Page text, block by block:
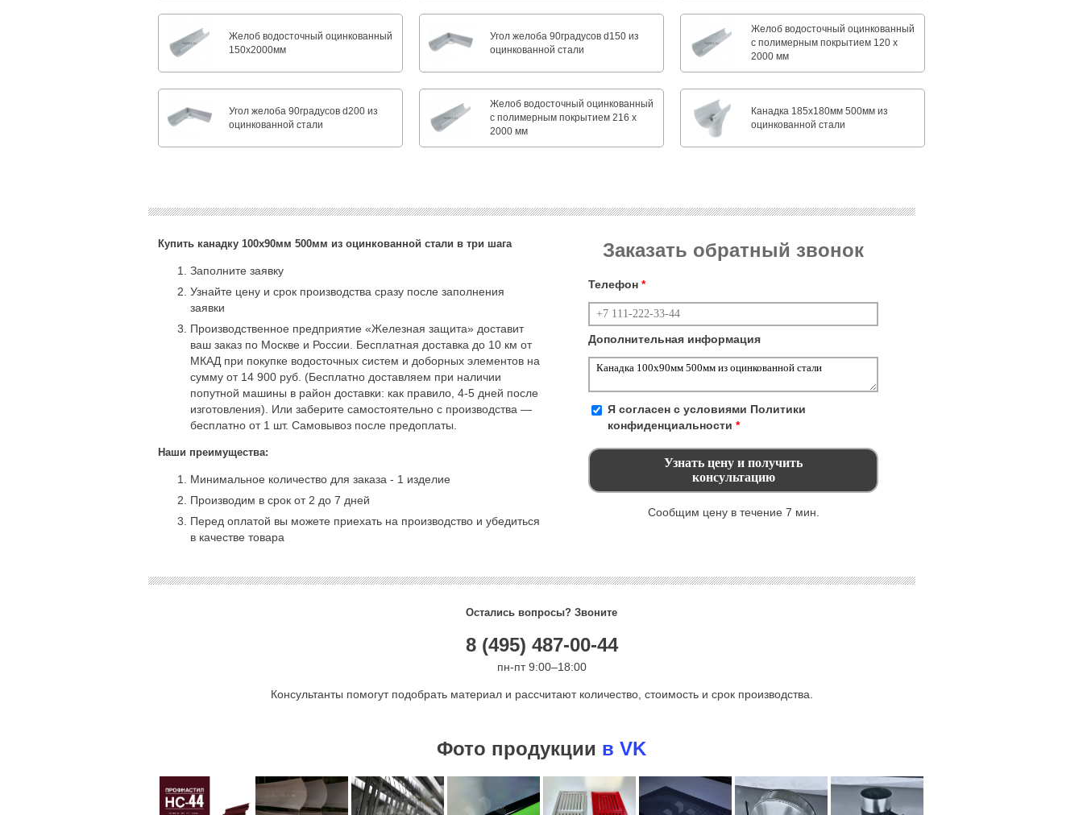
Желоб водосточный оцинкованный
150х2000мм
Угол желоба 90градусов d150 из
оцинкованной стали
Желоб водосточный оцинкованный
с полимерным покрытием 120 х
2000 мм
Угол желоба 90градусов d200 из
оцинкованной стали
Желоб водосточный оцинкованный
с полимерным покрытием 216 х
2000 мм
Канадка 185x180мм 500мм из
оцинкованной стали
Купить канадку 100x90мм 500мм из оцинкованной стали в три шага
Заполните заявку
Узнайте цену и срок производства сразу после заполнения
заявки
Производственное предприятие «Железная защита» доставит
ваш заказ по Москве и России. Бесплатная доставка до 10 км от
МКАД при покупке водосточных систем и доборных элементов на
сумму от 14 900 руб. (Бесплатно доставляем при наличии
попутной машины в район доставки: как правило, 4-5 дней после
изготовления). Или заберите самостоятельно с производства —
бесплатно от 1 шт. Самовывоз после предоплаты.
Наши преимущества:
Минимальное количество для заказа - 1 изделие
Производим в срок от 2 до 7 дней
Перед оплатой вы можете приехать на производство и убедиться
в качестве товара
Заказать обратный звонок
Телефон *
Дополнительная информация
Я согласен с условиями Политики
конфиденциальности *
Сообщим цену в течение 7 мин.
Остались вопросы? Звоните
8 (495) 487-00-44
пн-пт 9:00–18:00
Консультанты помогут подобрать материал и рассчитают количество, стоимость и срок производства.
Фото продукции в VK